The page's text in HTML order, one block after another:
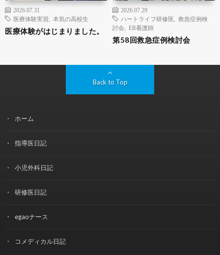
2026.07.31
医療体験実習
本気の高校生
医療体験がはじまりました。
2026.07.29
ハートライフ研修医
救急症例検
討会
ER看護師
第58回救急症例検討会
Back to Top
ホーム
指導医日記
小児外科日記
研修医日記
egaoナース
コメディカル日記